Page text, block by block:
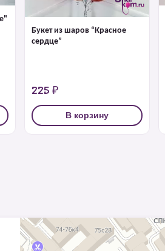
Букет из шаров “Красное
сердце”
225 ₽
В корзину